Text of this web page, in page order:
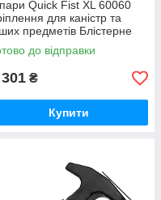
Quick Fist XL 60060
для каністр та
предметів Блістерне
до відправки
₴
Купити